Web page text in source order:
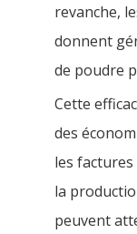
revanche,
donnent
de poudre
Cette
des
les
la
peuvent